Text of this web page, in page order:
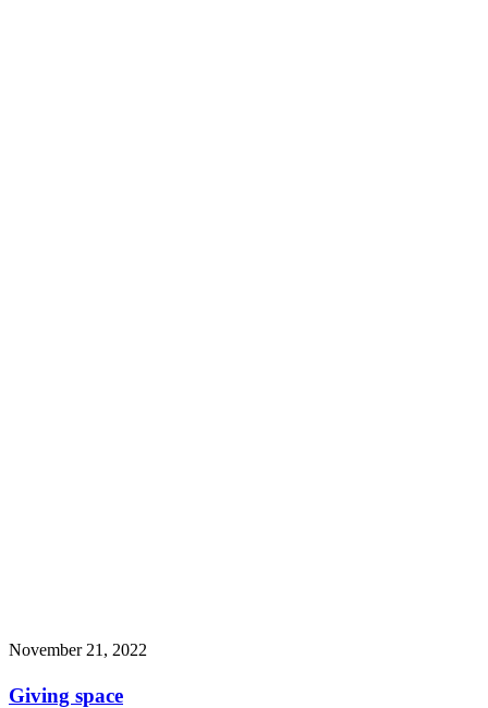
November 21, 2022
Giving space